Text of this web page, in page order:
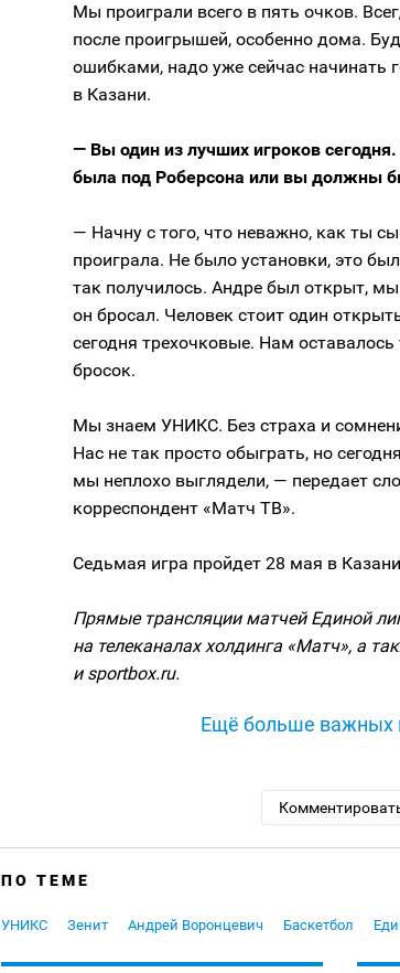
Мы проиграли всего в пять очков.
после проигрышей, особенно дома.
ошибками, надо уже сейчас начинать
в Казани.
— Вы один из лучших игроков
была под Роберсона или вы должны
— Начну с того, что неважно, как ты
проиграла. Не было установки, это
так получилось. Андре был открыт,
он бросал. Человек стоит один
сегодня трехочковые. Нам оставалось
бросок.
Мы знаем УНИКС. Без страха и
Нас не так просто обыграть, но
мы неплохо выглядели, — передает
корреспондент «Матч ТВ».
Седьмая игра пройдет 28 мая в
Прямые трансляции матчей Единой
на телеканалах холдинга «Матч», а
и sportbox.ru.
Ещё больше важных
ПО ТЕМЕ
УНИКС Зенит Андрей Воронцевич Баскетбол